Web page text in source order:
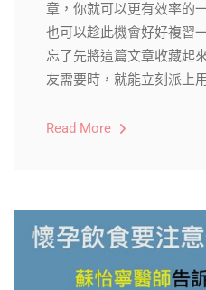
章，你就可以更有效率的
也可以趁此機會好好複習
忘了先將這篇文章收藏起
友需要時，就能立刻派上
Read More